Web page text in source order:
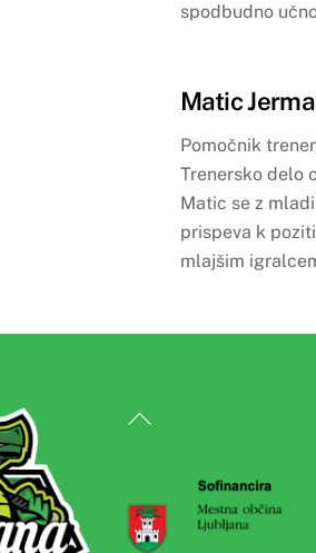
spodbudno
Matic
Pomočnik
Trenersko delo
Matic se z
prispeva k
mlajšim
Back